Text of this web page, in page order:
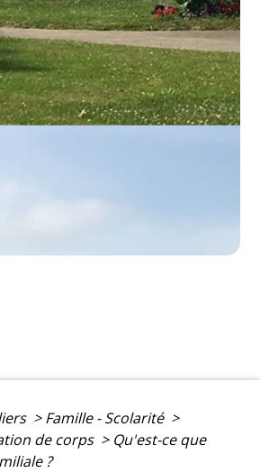
> Famille - Scolarité >
de corps > Qu'est-ce que
?